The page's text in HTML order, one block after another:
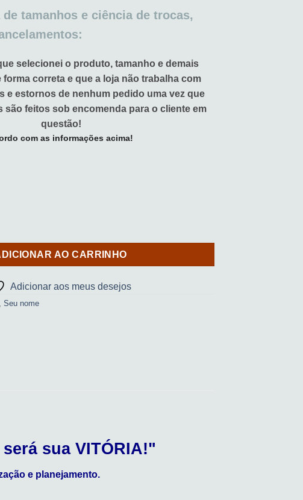
de tamanhos e ciência de trocas,
selecionei o produto, tamanho e demais
correta e que a loja não trabalha com
e estornos de nenhum pedido uma vez que
são feitos sob encomenda para o cliente em
questão!
com as informações acima!
AO CARRINHO
Adicionar aos meus desejos
Seu nome
sua VITÓRIA!"
e planejamento.